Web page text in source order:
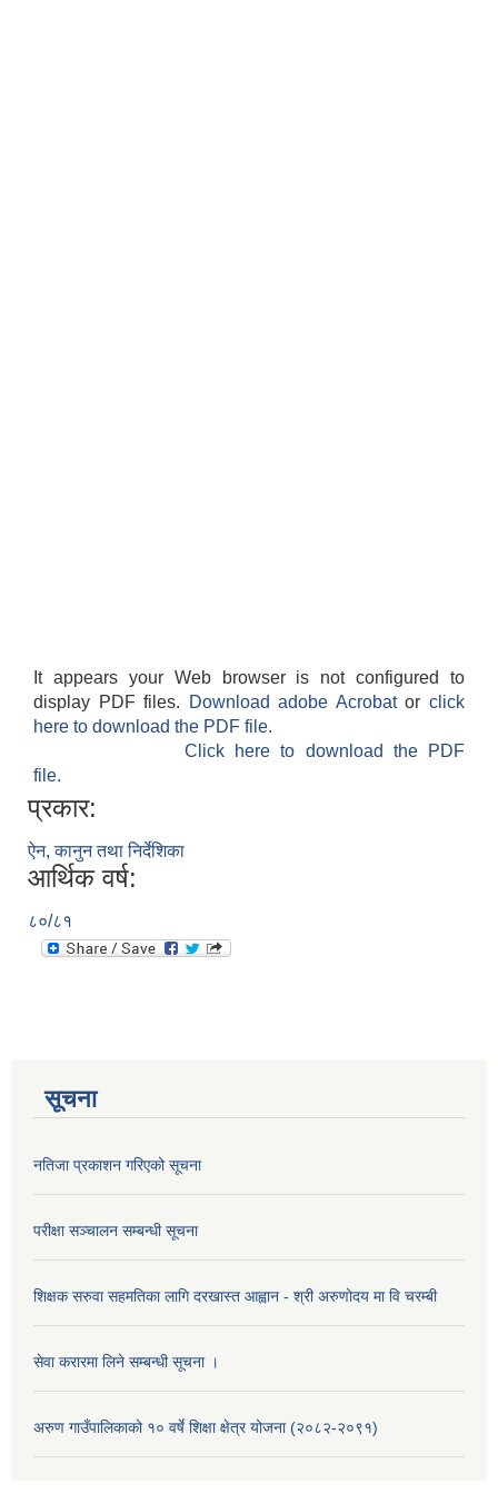
It appears your Web browser is not configured to
display PDF files.
Download adobe Acrobatorclick
here to download the PDF file.
Click here to download the PDF
file.
प्रकार:
ऐन, कानुन तथा निर्देशिका
आर्थिक वर्ष:
८०/८१
सूचना
नतिजा प्रकाशन गरिएको सूचना
परीक्षा सञ्चालन सम्बन्धी सूचना
शिक्षक सरुवा सहमतिका लागि दरखास्त आह्वान - श्री अरुणोदय मा वि चरम्बी
सेवा करारमा लिने सम्बन्धी सूचना ।
अरुण गाउँपालिकाको १० वर्षे शिक्षा क्षेत्र योजना (२०८२-२०९१)